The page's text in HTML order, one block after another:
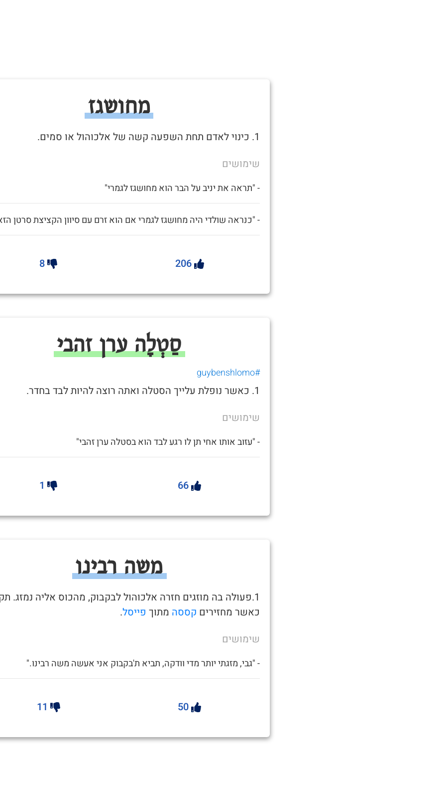
מחושגז
1. כינוי לאדם תחת השפעה קשה של אלכוהול או סמים.
שימושים
- "תראה את יניב על הבר הוא מחושגז לגמרי"
- "כנראה שולדי היה מחושגז לגמרי אם הוא זרם עם סיוון הקציצת סרטן
206
8
סַטְלָה ערן זהבי
#guybenshlomo
1. כאשר נופלת עלייך הסטלה ואתה רוצה להיות לבד בחדר.
שימושים
- "עזוב אותו אחי תן לו רגע לבד הוא בסטלה ערן זהבי"
66
1
משה רבינו
1.פעולה בה מוזגים חזרה אלכוהול לבקבוק, מהכוס אליה נמזג.
כאשר מחזירים קססה מתוך פייסל.
שימושים
- "גבי, מזגתי יותר מדי וודקה, תביא ת'בקבוק אני אעשה משה רבינו."
50
11